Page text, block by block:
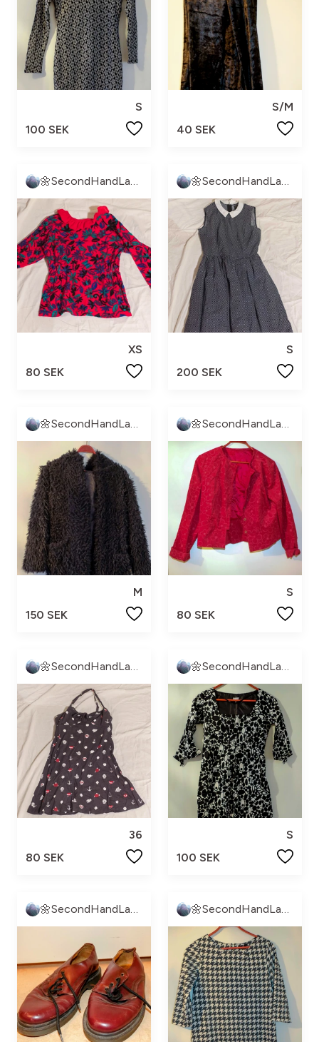
S
100 SEK
S/M
40 SEK
🌼SecondHandLand🌼
XS
80 SEK
🌼SecondHandLand🌼
S
200 SEK
🌼SecondHandLand🌼
M
150 SEK
🌼SecondHandLand🌼
S
80 SEK
🌼SecondHandLand🌼
36
80 SEK
🌼SecondHandLand🌼
S
100 SEK
🌼SecondHandLand🌼 🌼SecondHandLand🌼